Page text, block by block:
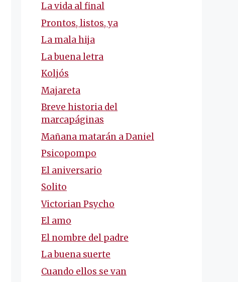
La vida al final
Prontos, listos, ya
La mala hija
La buena letra
Koljós
Majareta
Breve historia del
marcapáginas
Mañana matarán a Daniel
Psicopompo
El aniversario
Solito
Victorian Psycho
El amo
El nombre del padre
La buena suerte
Cuando ellos se van